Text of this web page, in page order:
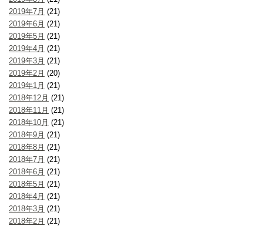
2019年7月 (21)
2019年6月 (21)
2019年5月 (21)
2019年4月 (21)
2019年3月 (21)
2019年2月 (20)
2019年1月 (21)
2018年12月 (21)
2018年11月 (21)
2018年10月 (21)
2018年9月 (21)
2018年8月 (21)
2018年7月 (21)
2018年6月 (21)
2018年5月 (21)
2018年4月 (21)
2018年3月 (21)
2018年2月 (21)